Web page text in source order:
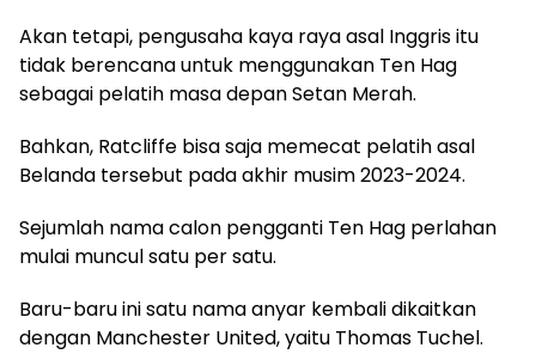
Akan tetapi, pengusaha kaya raya asal Inggris itu
tidak berencana untuk menggunakan Ten Hag
sebagai pelatih masa depan Setan Merah.
Bahkan, Ratcliffe bisa saja memecat pelatih asal
Belanda tersebut pada akhir musim 2023-2024.
Sejumlah nama calon pengganti Ten Hag perlahan
mulai muncul satu per satu.
Baru-baru ini satu nama anyar kembali dikaitkan
dengan Manchester United, yaitu Thomas Tuchel.